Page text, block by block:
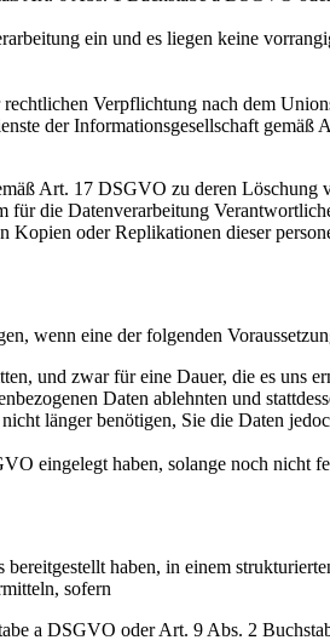
ein und es liegen keine
Verpflichtung nach dem
der Informationsgesellschaft
Art. 17 DSGVO zu deren
die Datenverarbeitung
oder Replikationen dieser
wenn eine der folgenden
und zwar für eine Dauer, die es uns
Daten ablehnten und
länger benötigen, Sie die Daten
eingelegt haben, solange noch nicht
haben, in einem
sofern
a DSGVO oder Art. 9 Abs. 2